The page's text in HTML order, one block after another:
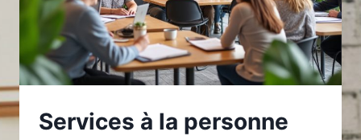
Services à la personne